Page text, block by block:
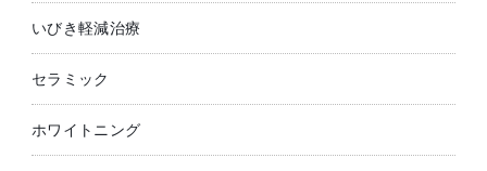
いびき軽減治療
セラミック
ホワイトニング